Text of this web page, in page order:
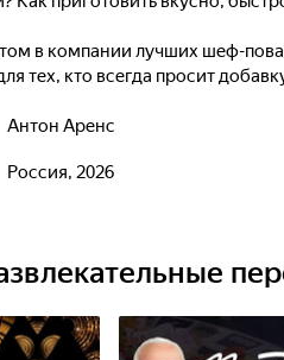
в компании лучших шеф-
тех, кто всегда просит
Антон Аренс
Россия, 2026